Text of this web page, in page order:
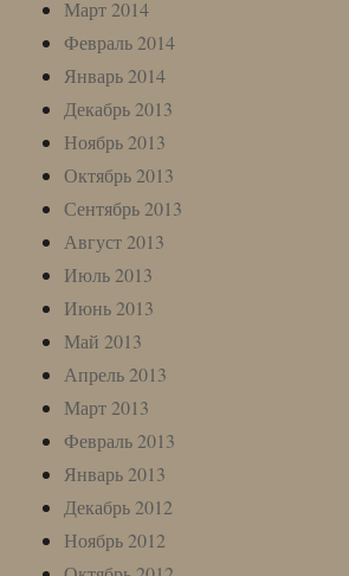
Март 2014
Февраль 2014
Январь 2014
Декабрь 2013
Ноябрь 2013
Октябрь 2013
Сентябрь 2013
Август 2013
Июль 2013
Июнь 2013
Май 2013
Апрель 2013
Март 2013
Февраль 2013
Январь 2013
Декабрь 2012
Ноябрь 2012